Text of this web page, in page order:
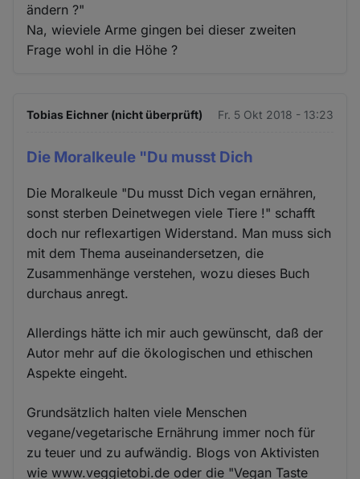
ändern ?"
Na, wieviele Arme gingen bei dieser zweiten
Frage wohl in die Höhe ?
Tobias Eichner (nicht überprüft) Fr. 5 Okt 2018 - 13:23
Die Moralkeule "Du musst Dich
Die Moralkeule "Du musst Dich vegan ernähren,
sonst sterben Deinetwegen viele Tiere !" schafft
doch nur reflexartigen Widerstand. Man muss sich
mit dem Thema auseinandersetzen, die
Zusammenhänge verstehen, wozu dieses Buch
durchaus anregt.
Allerdings hätte ich mir auch gewünscht, daß der
Autor mehr auf die ökologischen und ethischen
Aspekte eingeht.
Grundsätzlich halten viele Menschen
vegane/vegetarische Ernährung immer noch für
zu teuer und zu aufwändig. Blogs von Aktivisten
wie www.veggietobi.de oder die "Vegan Taste